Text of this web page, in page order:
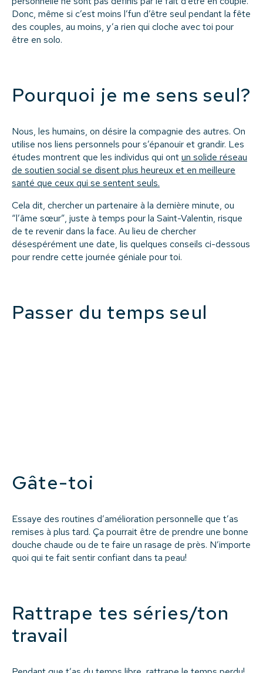
Donc, même si c’est moins l’fun d’être seul pendant la fête
des couples, au moins, y’a rien qui cloche avec toi pour
être en solo.
Pourquoi je me sens seul?
Nous, les humains, on désire la compagnie des autres. On
utilise nos liens personnels pour s’épanouir et grandir. Les
études montrent que les individus qui ontun solide réseau
de soutien social se disent plus heureux et en meilleure
santé que ceux qui se sentent seuls.
Cela dit, chercher un partenaire à la dernière minute, ou
“l’âme sœur”, juste à temps pour la Saint-Valentin, risque
de te revenir dans la face. Au lieu de chercher
désespérément une date, lis quelques conseils ci-dessous
pour rendre cette journée géniale pour toi.
Passer du temps seul
Gâte-toi
Essaye des routines d’amélioration personnelle que t’as
remises à plus tard. Ça pourrait être de prendre une bonne
douche chaude ou de te faire un rasage de près. N’importe
quoi qui te fait sentir confiant dans ta peau!
Rattrape tes séries/ton
travail